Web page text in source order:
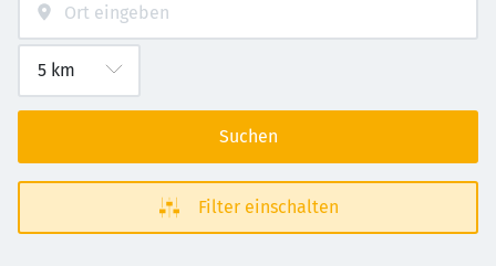
Suchen
Filter einschalten